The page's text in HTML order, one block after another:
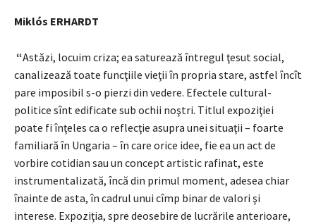
Miklós ERHARDT
“Astăzi, locuim criza; ea saturează întregul ţesut social,
canalizează toate funcţiile vieţii în propria stare, astfel încît
pare imposibil s-o pierzi din vedere. Efectele cultural-
politice sînt edificate sub ochii noştri. Titlul expoziţiei
poate fi înţeles ca o reflecţie asupra unei situaţii – foarte
familiară în Ungaria – în care orice idee, fie ea un act de
vorbire cotidian sau un concept artistic rafinat, este
instrumentalizată, încă din primul moment, adesea chiar
înainte de asta, în cadrul unui cîmp binar de valori şi
interese. Expoziţia, spre deosebire de lucrările anterioare,